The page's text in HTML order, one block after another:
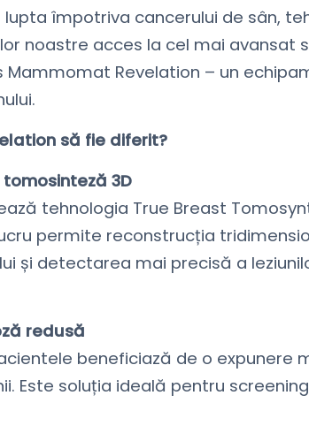
împotriva cancerului de sân,
noastre acces la cel mai avansat
Mammomat Revelation – un
să fie diferit?
3D
tehnologia True Breast
permite reconstrucția
și detectarea mai precisă a
redusă
beneficiază de o expunere
Este soluția ideală pentru